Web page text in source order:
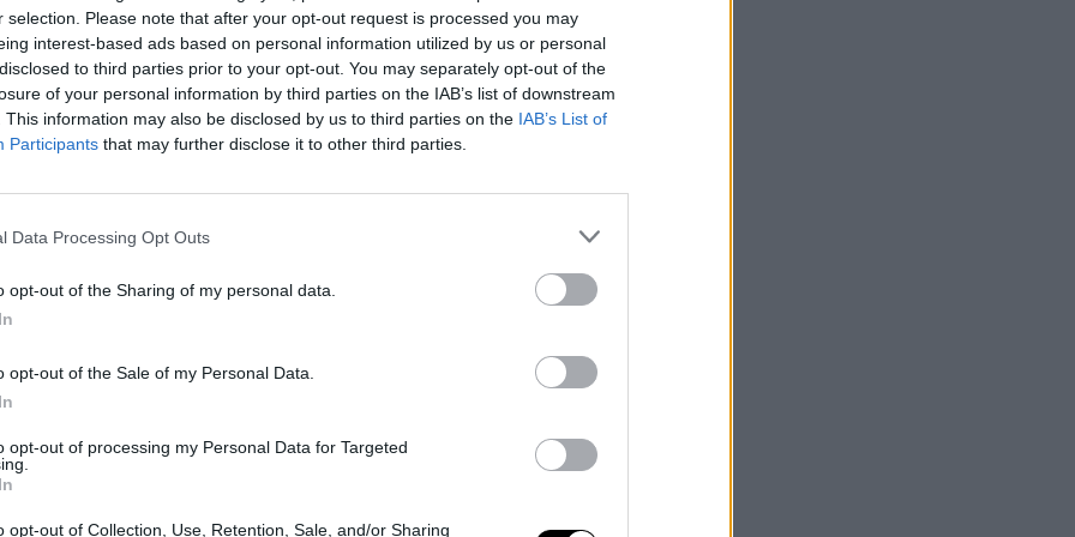
selection. Please note that after your opt-out request is processed you may
interest-based ads based on personal information utilized by us or personal
to third parties prior to your opt-out. You may separately opt-out of the
of your personal information by third parties on the IAB’s list of downstream
This information may also be disclosed by us to third parties on the IAB’s List of
Participants that may further disclose it to other third parties.
Data Processing Opt Outs
opt-out of the Sharing of my personal data.
opt-out of the Sale of my Personal Data.
opt-out of processing my Personal Data for Targeted
opt-out of Collection, Use, Retention, Sale, and/or Sharing
fel, hanem bemutatta a Moët
Scherer, a Moët & Chandon elnök-
1 nemcsak sport, hanem közös
áll az első helyen. A múlt
partnerség felejthetetlen,
tett látogatást.
with-formula-1/.